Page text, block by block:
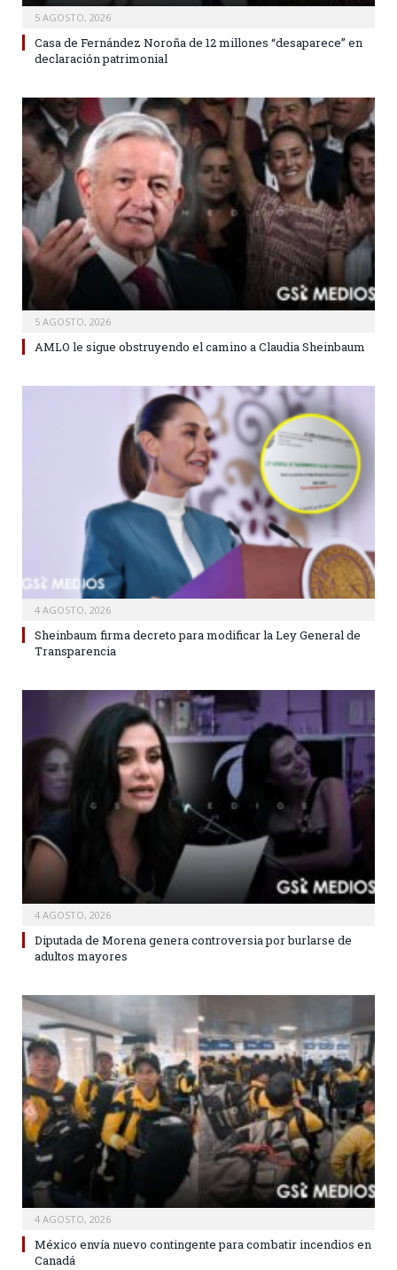
5 AGOSTO, 2026
Casa de Fernández Noroña de 12 millones “desaparece” en
declaración patrimonial
5 AGOSTO, 2026
AMLO le sigue obstruyendo el camino a Claudia Sheinbaum
4 AGOSTO, 2026
Sheinbaum firma decreto para modificar la Ley General de
Transparencia
4 AGOSTO, 2026
Diputada de Morena genera controversia por burlarse de
adultos mayores
4 AGOSTO, 2026
México envía nuevo contingente para combatir incendios en
Canadá